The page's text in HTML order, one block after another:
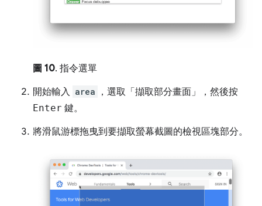
圖 10. 指令選單
開始輸入 area ，選取「擷取部分畫面」 ，然後按
Enter 鍵。
將滑鼠游標拖曳到要擷取螢幕截圖的檢視區塊部分。